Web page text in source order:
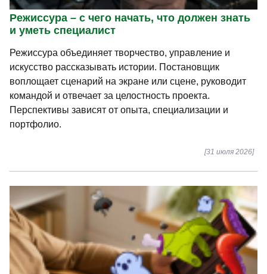
Режиссура – с чего начать, что должен знать
и уметь специалист
Режиссура объединяет творчество, управление и
искусство рассказывать истории. Постановщик
воплощает сценарий на экране или сцене, руководит
командой и отвечает за целостность проекта.
Перспективы зависят от опыта, специализации и
портфолио.
[31 июля 2026]